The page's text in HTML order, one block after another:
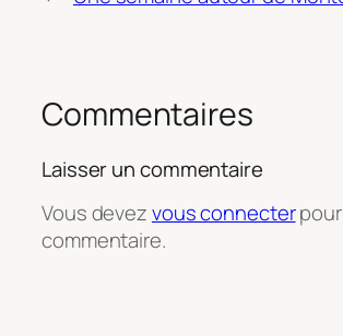
Commentaires
Laisser un commentaire
Vous devezvous connecter
commentaire.